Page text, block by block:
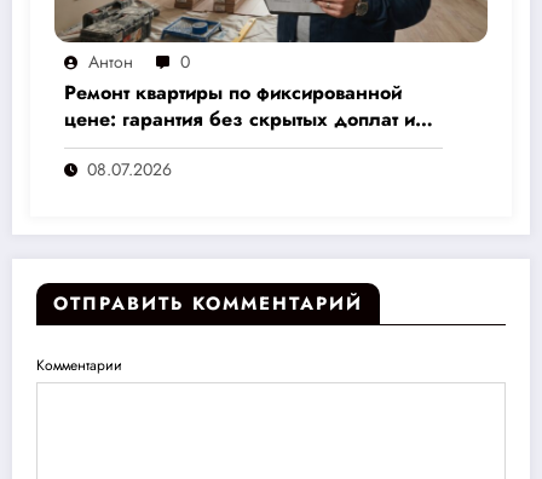
Антон 0
Ремонт квартиры по фиксированной
цене: гарантия без скрытых доплат и
переплат
08.07.2026
ОТПРАВИТЬ КОММЕНТАРИЙ
Комментарии